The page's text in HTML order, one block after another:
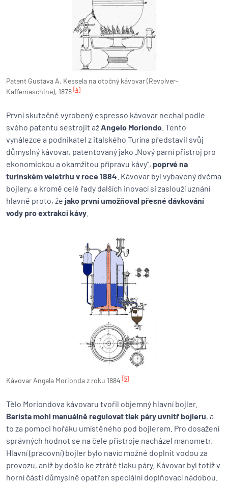
Patent Gustava A. Kessela na otočný kávovar (Revolver-
Kaffemaschine), 1878 [4]
První skutečně vyrobený espresso kávovar nechal podle
svého patentu sestrojit ažAngelo Moriondo . Tento
vynálezce a podnikatel z italského Turína představil svůj
důmyslný kávovar, patentovaný jako „Nový parní přistroj pro
ekonomickou a okamžitou přípravu kávy“, poprvé na
turínském veletrhu v roce 1884 . Kávovar byl vybavený dvěma
bojlery, a kromě celé řady dalších inovací si zaslouží uznání
hlavně proto, že jako první umožňoval přesné dávkování
vody pro extrakci kávy
Kávovar Angela Morionda z roku 1884 [5]
Tělo Moriondova kávovaru tvořil objemný hlavní bojler.
Barista mohl manuálně regulovat tlak páry uvnitř bojleru, a
to za pomoci hořáku umístěného pod bojlerem. Pro dosažení
správných hodnot se na čele přístroje nacházel manometr.
Hlavní (pracovní) bojler bylo navíc možné doplnit vodou za
provozu, aniž by došlo ke ztrátě tlaku páry. Kávovar byl totiž v
horní části důmyslně opatřen speciální doplňovací nádobou.